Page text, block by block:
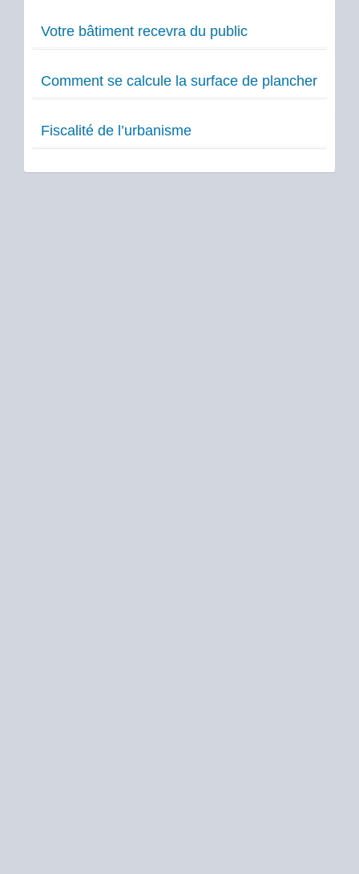
Votre bâtiment recevra du public
Comment se calcule la surface de plancher
Fiscalité de l’urbanisme